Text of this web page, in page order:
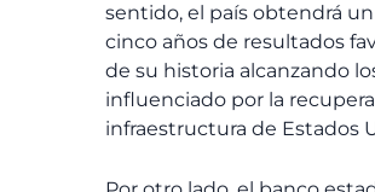
sentido, el país obtendrá un
cinco años de resultados
de su historia alcanzando
influenciado por la
infraestructura de Estados